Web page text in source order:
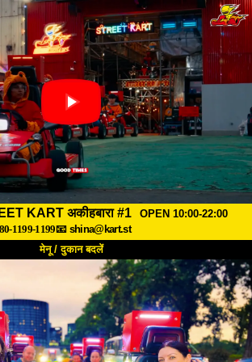
KART अकीहबारा #1
OPEN 10:00-22:00
1199-1199📧 shina@kart.st
मेनू / दुकान बदलें
विशेषताएँ कीमत
वॉयस FAQ